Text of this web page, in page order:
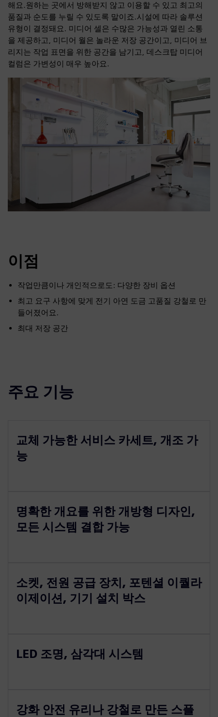
해요.원하는 곳에서 방해받지 않고 이용할 수 있고 최고의
품질과 순도를 누릴 수 있도록 말이죠.시설에 따라 솔루션
유형이 결정돼요. 미디어 셀은 수많은 가능성과 열린 소통
을 제공하고, 미디어 월은 놀라운 저장 공간이고, 미디어 브
리지는 작업 표면을 위한 공간을 남기고, 데스크탑 미디어
컬럼은 가변성이 매우 높아요.
이점
작업만큼이나 개인적으로도: 다양한 장비 옵션
최고 요구 사항에 맞게 전기 아연 도금 고품질 강철로 만
들어졌어요.
최대 저장 공간
주요 기능
교체 가능한 서비스 카세트, 개조 가
능
명확한 개요를 위한 개방형 디자인,
모든 시스템 결합 가능
소켓, 전원 공급 장치, 포텐셜 이퀄라
이제이션, 기기 설치 박스
LED 조명, 삼각대 시스템
강화 안전 유리나 강철로 만든 스플